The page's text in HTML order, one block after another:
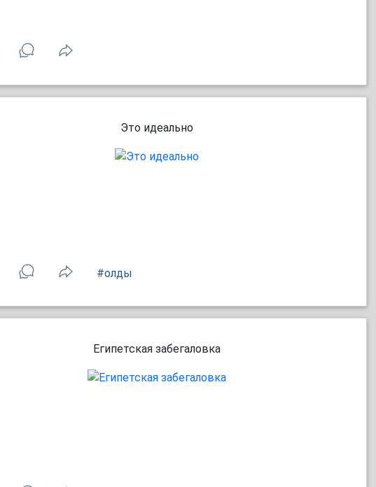
Это идеально
#олды
Египетская забегаловка